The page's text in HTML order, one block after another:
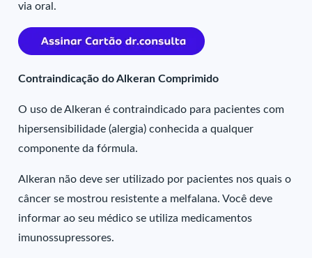
via oral.
Contraindicação do Alkeran Comprimido
O uso de Alkeran é contraindicado para pacientes com
hipersensibilidade (alergia) conhecida a qualquer
componente da fórmula.
Alkeran não deve ser utilizado por pacientes nos quais o
câncer se mostrou resistente a melfalana. Você deve
informar ao seu médico se utiliza medicamentos
imunossupressores.